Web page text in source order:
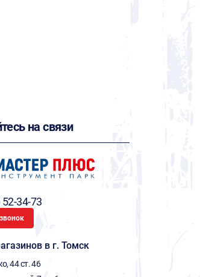
на связи
34-73
в г. Томск
44 ст. 46